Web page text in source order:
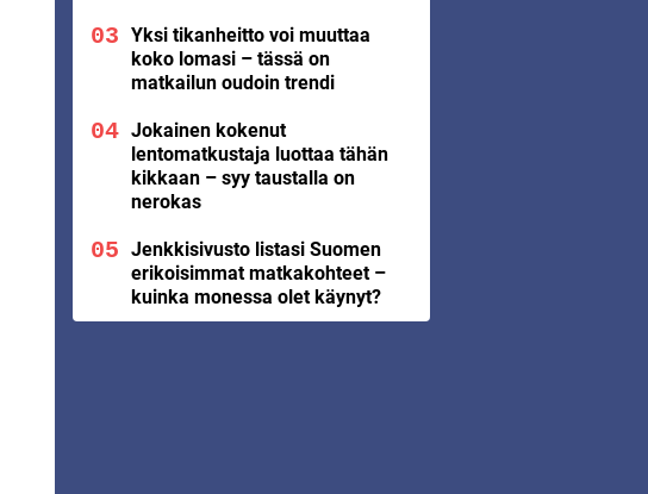
Yksi tikanheitto voi muuttaa
koko lomasi – tässä on
matkailun oudoin trendi
Jokainen kokenut
lentomatkustaja luottaa tähän
kikkaan – syy taustalla on
nerokas
Jenkkisivusto listasi Suomen
erikoisimmat matkakohteet –
kuinka monessa olet käynyt?